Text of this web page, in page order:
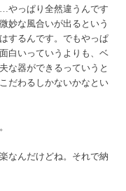
やっぱり全然違うんです
妙な風合いが出るという
するんです。でもやっぱ
白いっていうよりも、ベ
な器ができるっていうと
だわるしかないかなとい
なんだけどね。それで納